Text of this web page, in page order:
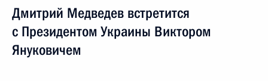
Дмитрий Медведев встретится
с Президентом Украины Виктором
Януковичем